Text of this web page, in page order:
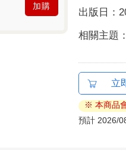
加購
出版日：
相關主題：
立
※ 本商品
預計 2026/